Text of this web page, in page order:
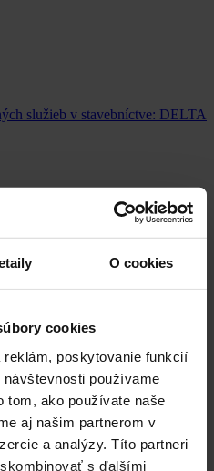
O cookies
cookies
reklám, poskytovanie funkcií
používame
tom, ako používate naše
aj našim partnerom v
a analýzy. Títo partneri
s ďalšími
služieb v stavebníctve: DELTA
plánovanie
Modeling (BIM)
a zadávanie zákaziek
projektov